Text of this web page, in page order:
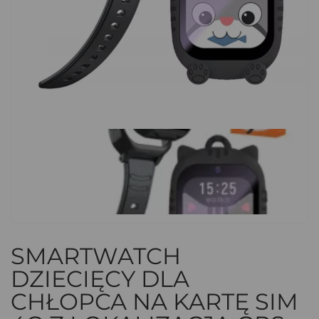
SMARTWATCH
DZIECIĘCY DLA
CHŁOPCA NA KARTĘ SIM